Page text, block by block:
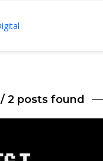
/ 2 posts found